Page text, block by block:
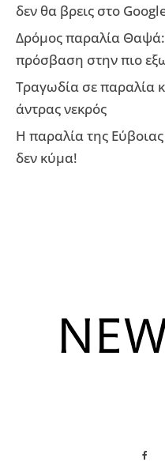
δεν θα βρεις στο
Δρόμος παραλία Θαψά:
πρόσβαση στην πιο
Τραγωδία σε παραλία
άντρας νεκρός
Η παραλία της
δεν κύμα!